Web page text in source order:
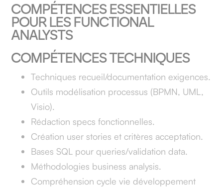
COMPÉTENCES ESSENTIELLES
POUR LES FUNCTIONAL
ANALYSTS
COMPÉTENCES TECHNIQUES
Techniques recueil/documentation exigences.
Outils modélisation processus (BPMN, UML,
Visio).
Rédaction specs fonctionnelles.
Création user stories et critères acceptation.
Bases SQL pour queries/validation data.
Méthodologies business analysis.
Compréhension cycle vie développement